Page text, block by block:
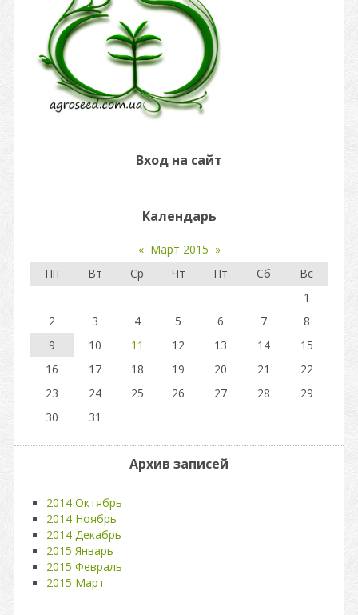
Вход на сайт
Календарь
« Март 2015 »
Пн
Вт Ср Чт Пт Сб
Вс
1
2
3 4 5 6 7
8
9
10 11 12 13 14
15
16
17 18 19 20 21
22
23
24 25 26 27 28
29
30
31
Архив записей
2014 Октябрь
2014 Ноябрь
2014 Декабрь
2015 Январь
2015 Февраль
2015 Март